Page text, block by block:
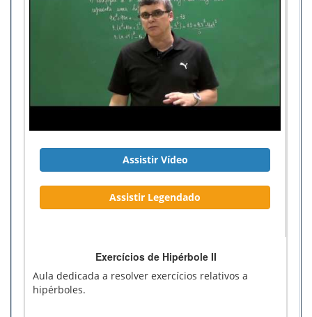
Assistir Vídeo
Assistir Legendado
Exercícios de Hipérbole II
Aula dedicada a resolver exercícios relativos a
hipérboles.